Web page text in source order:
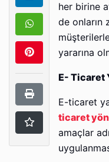
her birine
de onların
yararına
E- Ticaret
E-ticaret
ticaret
amaçlar